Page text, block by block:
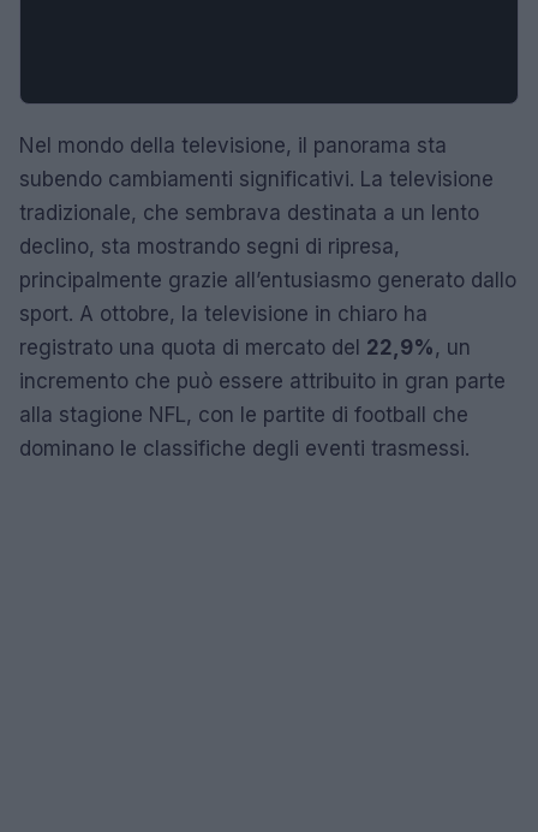
Nel mondo della televisione, il panorama sta
subendo cambiamenti significativi. La televisione
tradizionale, che sembrava destinata a un lento
declino, sta mostrando segni di ripresa,
principalmente grazie all’entusiasmo generato dallo
sport. A ottobre, la televisione in chiaro ha
registrato una quota di mercato del 22,9% , un
incremento che può essere attribuito in gran parte
alla stagione NFL, con le partite di football che
dominano le classifiche degli eventi trasmessi.